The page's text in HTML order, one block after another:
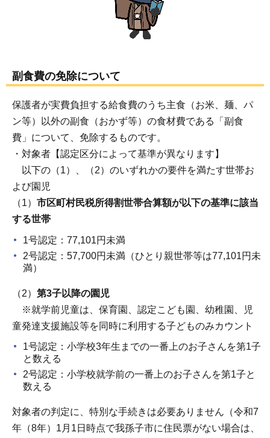
副食費の免除について
保護者が実費負担する給食費のうち主食（お米、麺、パ
ン等）以外の副食（おかず等）の食材費である「副食
費」について、免除するものです。
・対象者【認定区分によって基準が異なります】
以下の（1）、（2）のいずれかの要件を満たす世帯お
よび園児
（1） 市区町村民税所得割世帯合算額が以下の基準に該当
する世帯
1号認定：77,101円未満
2号認定：57,700円未満（ひとり親世帯等は77,101円未
満）
（2） 第3子以降の園児
※就学前児童は、保育園、認定こども園、幼稚園、児
童発達支援施設等を同時に利用する子どものみカウント
1号認定：小学校3年生までの一番上のお子さんを第1子
と数える
2号認定：小学校就学前の一番上のお子さんを第1子と
数える
対象者の判定に、特別な手続きは必要ありません（令和7
年（8年）1月1日時点で我孫子市に住民票がない場合は、